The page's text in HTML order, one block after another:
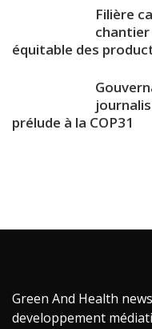
Filière
chantier
équitable des
prélude à la COP31
Green And Health
developpement